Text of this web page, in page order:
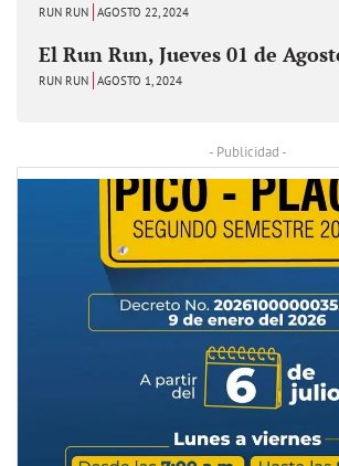
RUN RUN AGOSTO 22, 2024
El Run Run, Jueves 01 de
RUN RUN AGOSTO 1, 2024
- Publicidad -